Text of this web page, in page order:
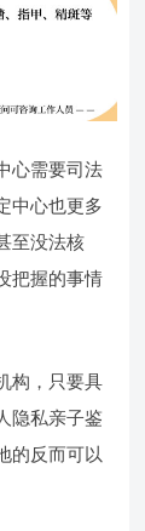
心需要司法
中心也更多
至没法核
把握的事情
构，只要具
隐私亲子鉴
的反而可以